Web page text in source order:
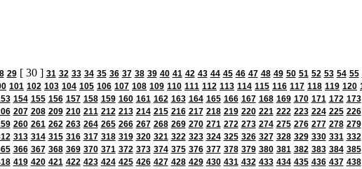
29[ 30 ] 31 32 33 34 35 36 37 38 39 40 41 42 43 44 45 46 47 48 49 50 51 52 53 54 55
101 102 103 104 105 106 107 108 109 110 111 112 113 114 115 116 117 118 119 120
154 155 156 157 158 159 160 161 162 163 164 165 166 167 168 169 170 171 172 173
207 208 209 210 211 212 213 214 215 216 217 218 219 220 221 222 223 224 225 226
260 261 262 263 264 265 266 267 268 269 270 271 272 273 274 275 276 277 278 279
313 314 315 316 317 318 319 320 321 322 323 324 325 326 327 328 329 330 331 332
366 367 368 369 370 371 372 373 374 375 376 377 378 379 380 381 382 383 384 385
419 420 421 422 423 424 425 426 427 428 429 430 431 432 433 434 435 436 437 438